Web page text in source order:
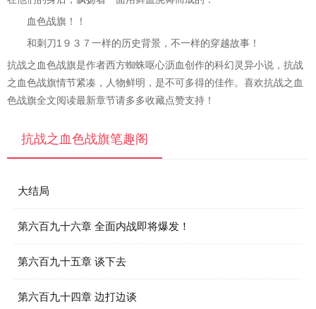
血色战旗！！
和刺刀1９３７一样的历史背景，不一样的穿越故事！
抗战之血色战旗是作者西方蜘蛛呕心沥血创作的科幻灵异小说，抗战
之血色战旗情节紧凑，人物鲜明，是不可多得的佳作。喜欢抗战之血
色战旗全文阅读最新章节请多多收藏点赞支持！
抗战之血色战旗笔趣阁
大结局
第六百九十六章 全面内战即将爆发！
第六百九十五章 谈下去
第六百九十四章 边打边谈